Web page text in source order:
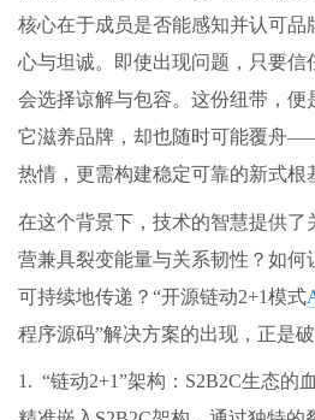
核心在于成员是否能感知并认可品
心与坦诚。即使出现问题，只要信
会选择谅解与包容。这份纽带，便
它滋养品牌，却也随时可能覆舟
热情，更需构建稳定可靠的新式根
在这个背景下，技术的智慧提供了
营兼具裂变能量与关系韧性？如何
可持续地传递？ “开源链动2+1模式
程序源码”解决方案的出现，正是破
1. “链动2+1”架构：S2B2C生态的